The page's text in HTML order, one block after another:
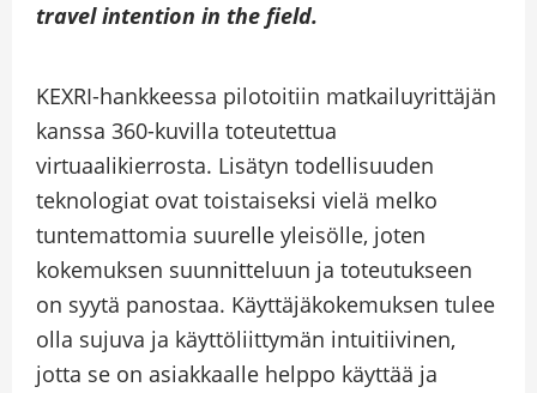
travel intention in the field.
KEXRI-hankkeessa pilotoitiin matkailuyrittäjän
kanssa 360-kuvilla toteutettua
virtuaalikierrosta. Lisätyn todellisuuden
teknologiat ovat toistaiseksi vielä melko
tuntemattomia suurelle yleisölle, joten
kokemuksen suunnitteluun ja toteutukseen
on syytä panostaa. Käyttäjäkokemuksen tulee
olla sujuva ja käyttöliittymän intuitiivinen,
jotta se on asiakkaalle helppo käyttää ja